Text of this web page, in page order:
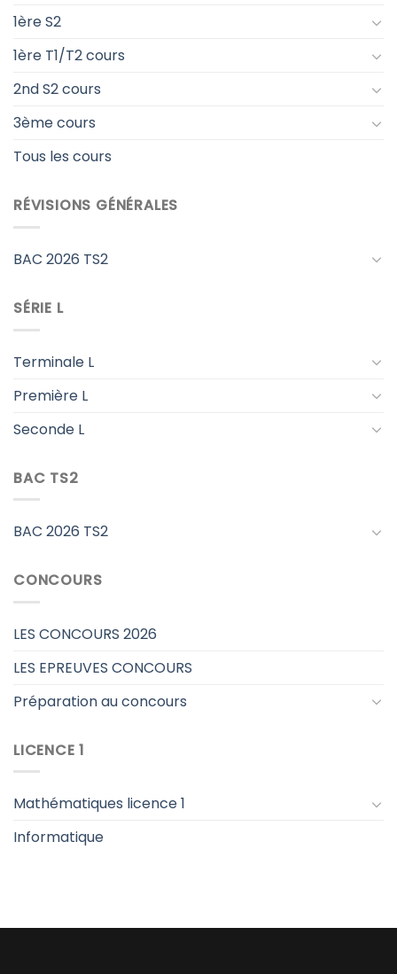
1ère S2
1ère T1/T2 cours
2nd S2 cours
3ème cours
Tous les cours
RÉVISIONS GÉNÉRALES
BAC 2026 TS2
SÉRIE L
Terminale L
Première L
Seconde L
BAC TS2
BAC 2026 TS2
CONCOURS
LES CONCOURS 2026
LES EPREUVES CONCOURS
Préparation au concours
LICENCE 1
Mathématiques licence 1
Informatique